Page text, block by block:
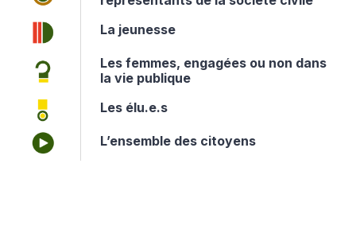
La jeunesse
Les femmes, engagées ou non dans
la vie publique
Les élu.e.s
L’ensemble des citoyens